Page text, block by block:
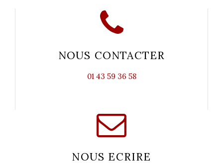
NOUS CONTACTER
01 43 59 36 58
NOUS ECRIRE